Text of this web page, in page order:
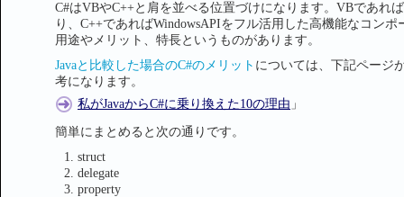
C#はVBやC++と肩を並べる位置づけになります。VBであれ
り、C++であればWindowsAPIをフル活用した高機能なコン
用途やメリット、特長というものがあります。
Javaと比較した場合のC#のメリット については、下記ページ
考になります。
私がJavaからC#に乗り換えた10の理由 」
簡単にまとめると次の通りです。
struct
delegate
property